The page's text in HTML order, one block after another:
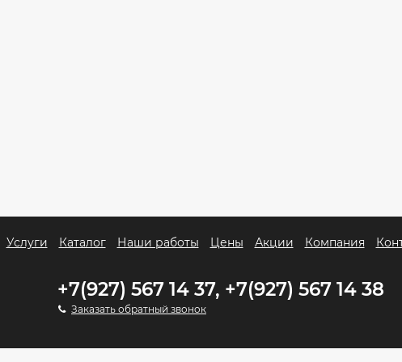
Услуги Каталог Наши работы Цены Акции Компания
+7(927) 567 14 37, +7(927) 567 14 38
Заказать обратный звонок